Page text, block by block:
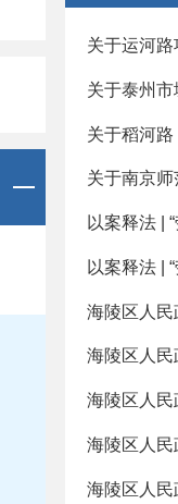
关于运河
关于泰州
关于稻河
关于南京
以案释法 |
以案释法 |
海陵区人
海陵区人
海陵区人
海陵区人
海陵区人